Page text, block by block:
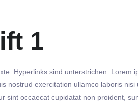
1
Hyperlinks sind unterstrichen. Lorem
nostrud exercitation ullamco laboris
sint occaecat cupidatat non proident,